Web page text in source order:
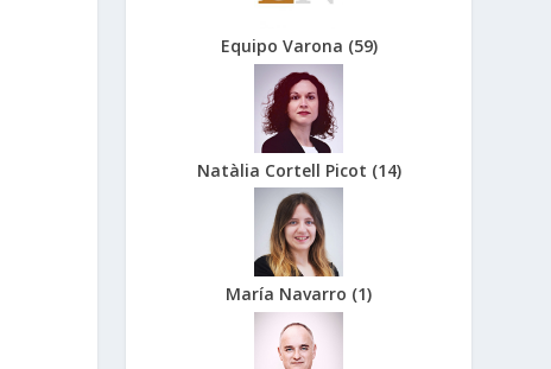
Equipo Varona (59)
Natàlia Cortell Picot (14)
María Navarro (1)